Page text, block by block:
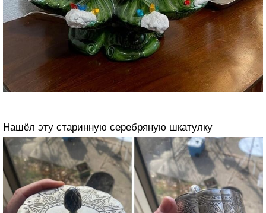
Нашёл эту старинную серебряную шкатулку